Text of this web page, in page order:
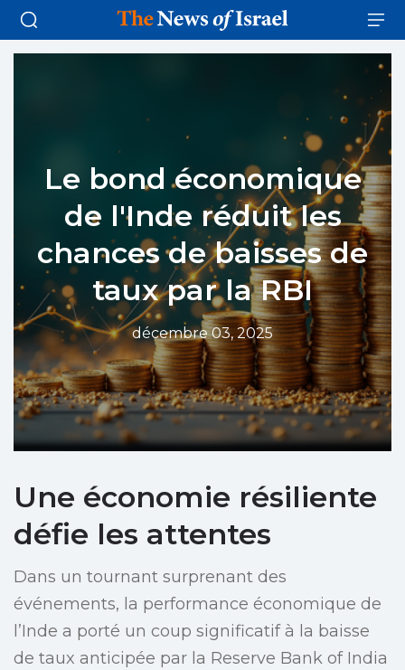
Le bond économique
de l'Inde réduit les
chances de baisses de
taux par la RBI
décembre 03, 2025
Une économie résiliente
défie les attentes
Dans un tournant surprenant des
événements, la performance économique de
l’Inde a porté un coup significatif à la baisse
de taux anticipée par la Reserve Bank of India